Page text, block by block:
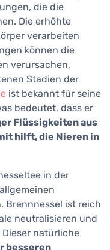
die die
Die erhöhte
verarbeiten
können die
verursachen,
Stadien der
ist bekannt für seine
bedeutet, dass er
Flüssigkeiten aus
hilft, die Nieren in
in der
Brennnessel ist reich
neutralisieren und
natürliche
besseren